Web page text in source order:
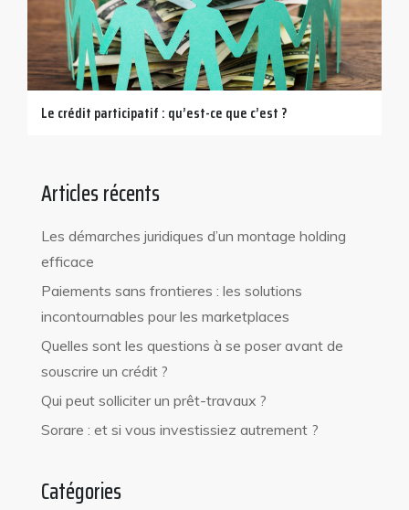
Le crédit participatif : qu’est-ce que c’est ?
Articles récents
Les démarches juridiques d’un montage holding
efficace
Paiements sans frontieres : les solutions
incontournables pour les marketplaces
Quelles sont les questions à se poser avant de
souscrire un crédit ?
Qui peut solliciter un prêt-travaux ?
Sorare : et si vous investissiez autrement ?
Catégories